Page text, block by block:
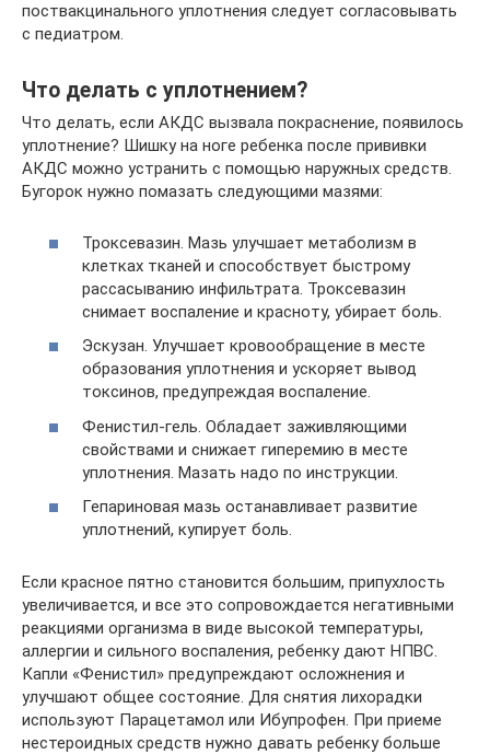
поствакцинального уплотнения следует согласовывать
с педиатром.
Что делать с уплотнением?
Что делать, если АКДС вызвала покраснение, появилось
уплотнение? Шишку на ноге ребенка после прививки
АКДС можно устранить с помощью наружных средств.
Бугорок нужно помазать следующими мазями:
Троксевазин. Мазь улучшает метаболизм в
клетках тканей и способствует быстрому
рассасыванию инфильтрата. Троксевазин
снимает воспаление и красноту, убирает боль.
Эскузан. Улучшает кровообращение в месте
образования уплотнения и ускоряет вывод
токсинов, предупреждая воспаление.
Фенистил-гель. Обладает заживляющими
свойствами и снижает гиперемию в месте
уплотнения. Мазать надо по инструкции.
Гепариновая мазь останавливает развитие
уплотнений, купирует боль.
Если красное пятно становится большим, припухлость
увеличивается, и все это сопровождается негативными
реакциями организма в виде высокой температуры,
аллергии и сильного воспаления, ребенку дают НПВС.
Капли «Фенистил» предупреждают осложнения и
улучшают общее состояние. Для снятия лихорадки
используют Парацетамол или Ибупрофен. При приеме
нестероидных средств нужно давать ребенку больше